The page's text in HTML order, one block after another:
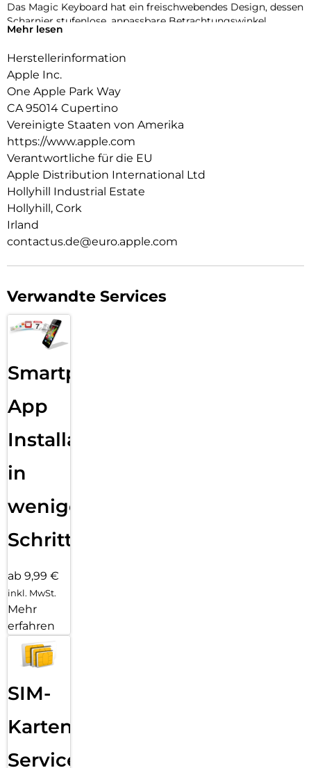
Das Magic Keyboard hat ein freischwebendes Design, dessen
Scharnier stufenlose, anpassbare Betrachtungswinkel
ermöglicht. Beleuchtete Tasten mit Scherenmechanismus
Vielseitigkeit als je zuvor. Das integrierte Trackpad aus Glas
kommt mit haptischem Feedback und Unterstützung für
Multi-Touch Gesten und den Cursor.
Lässt sich zusammenfalten, um Vorder und Rückseite zu
schützen, wenn du unterwegs bist. Und hat einen USBC
Anschluss zum PassThrough Laden. Erhältlich in Schwarz
oder Weiß.
Mehr lesen
Herstellerinformation
Apple Inc.
One Apple Park Way
CA 95014 Cupertino
Vereinigte Staaten von Amerika
https://www.apple.com
Verantwortliche für die EU
Apple Distribution International Ltd
Hollyhill Industrial Estate
Hollyhill, Cork
Irland
contactus.de@euro.apple.com
Verwandte Services
Smartphone
App
Installation
in
wenigen
Schritten
ab 9,99 €
inkl. MwSt.
Mehr
erfahren
SIM-
Karten
Service: